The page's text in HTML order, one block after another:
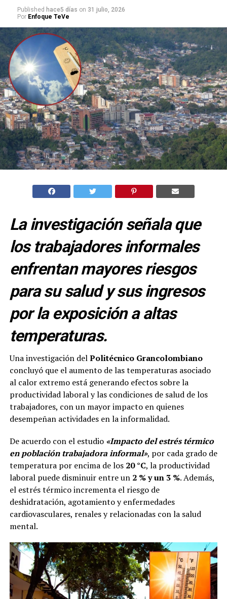
Published hace5 días on 31 julio, 2026
Por Enfoque TeVe
La investigación señala que
los trabajadores informales
enfrentan mayores riesgos
para su salud y sus ingresos
por la exposición a altas
temperaturas.
Una investigación delPolitécnico Grancolombiano
concluyó que el aumento de las temperaturas asociado
al calor extremo está generando efectos sobre la
productividad laboral y las condiciones de salud de los
trabajadores, con un mayor impacto en quienes
desempeñan actividades en la informalidad.
De acuerdo con el estudio «Impacto del estrés térmico
en población trabajadora informal», por cada grado de
temperatura por encima de los 20 °C, la productividad
laboral puede disminuir entre un 2 % y un 3 %. Además,
el estrés térmico incrementa el riesgo de
deshidratación, agotamiento y enfermedades
cardiovasculares, renales y relacionadas con la salud
mental.